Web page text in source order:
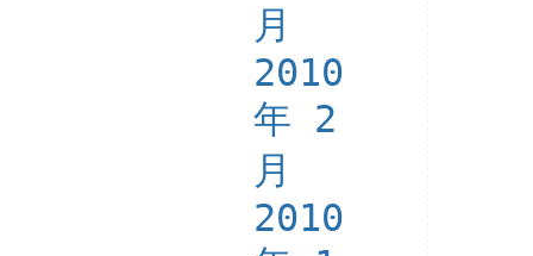
月
2010
年 2
月
2010